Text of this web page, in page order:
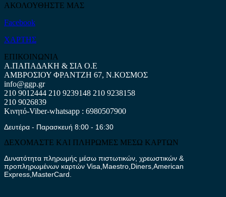
ΑΚΟΛΟΥΘΗΣΤΕ ΜΑΣ
Facebook
ΧΑΡΤΗΣ
ΕΠΙΚΟΙΝΩΝΙΑ
Α.ΠΑΠΑΔΑΚΗ & ΣΙΑ Ο.Ε
ΑΜΒΡΟΣΙΟΥ ΦΡΑΝΤΖΗ 67, Ν.ΚΟΣΜΟΣ
info@ggp.gr
210 9012444 210 9239148 210 9238158
210 9026839
Κινητό-Viber-whatsapp : 6980507900
Δευτέρα - Παρασκευή 8:00 - 16:30
ΔΕΧΟΜΑΣΤΕ ΚΑΙ ΠΛΗΡΩΜΕΣ ΜΕΣΩ ΚΑΡΤΩΝ
Δυνατότητα πληρωμής μέσω πιστωτικών, χρεωστικών &
προπληρωμένων καρτών Visa,Maestro,Diners,American
Express,MasterCard.